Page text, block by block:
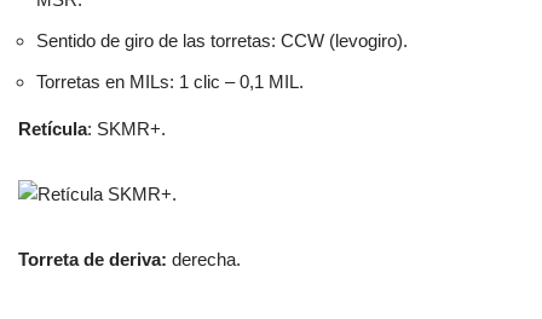
Sentido de giro de las torretas: CCW (levogiro).
Torretas en MILs: 1 clic – 0,1 MIL.
Retícula: SKMR+.
Torreta de deriva: derecha.